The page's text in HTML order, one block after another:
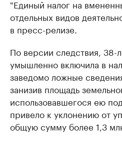
"Единый налог на
отдельных видов
в пресс-релизе.
По версии следствия, 38-
умышленно включила в
заведомо ложные
занизив площадь
использовавшегося ею
привело к уклонению от
общую сумму более 1,3